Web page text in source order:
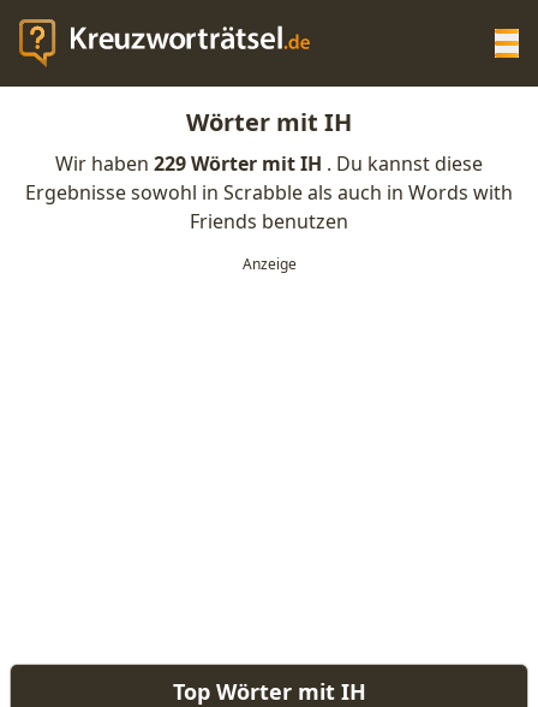
KREUZWORTRÄTSEL-HILFE
SCRABBLE HILFE
Wörter mit IH
Wir haben 229 Wörter mit IH . Du kannst diese
Ergebnisse sowohl in Scrabble als auch in Words with
Friends benutzen
Top Wörter mit IH